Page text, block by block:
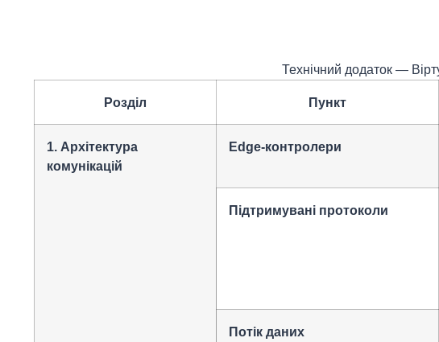
Технічний додаток —
Розділ Пункт
1. Архітектура
комунікацій
Edge-контролери
Підтримувані протоколи
Потік даних